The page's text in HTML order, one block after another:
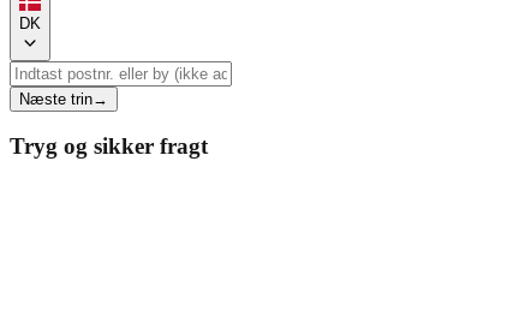
DK
Næste trin→
Tryg og sikker fragt